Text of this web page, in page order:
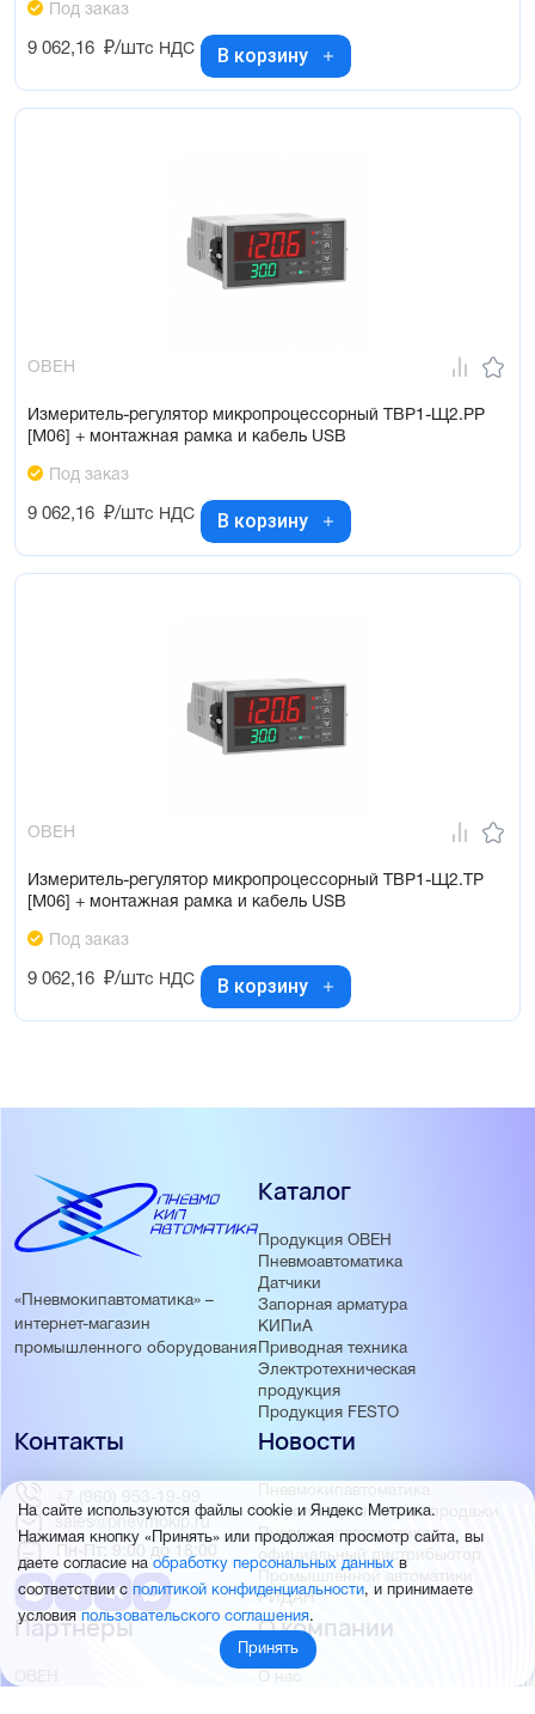
Под заказ
9 062,16 ₽/штс НДС В корзину
ОВЕН
Измеритель-регулятор микропроцессорный ТВР1-Щ2.РР
[М06] + монтажная рамка и кабель USB
Под заказ
9 062,16 ₽/штс НДС В корзину
ОВЕН
Измеритель-регулятор микропроцессорный ТВР1-Щ2.ТР
[М06] + монтажная рамка и кабель USB
Под заказ
9 062,16 ₽/штс НДС В корзину
«Пневмокипавтоматика» –
интернет-магазин
промышленного оборудования
Каталог
Продукция ОВЕН
Пневмоавтоматика
Датчики
Запорная арматура
КИПиА
Приводная техника
Электротехническая
продукция
Продукция FESTO
Новости
Пневмокипавтоматика
запустила розничные продажи
Пневмокипавтоматика –
официальный дистрибьютор
Промышленной автоматики
РИДАН
Партнёры
ОВЕН
О компании
О нас
Контакты
+7 (960) 953-19-99
sales@pnevmokip.ru
Пн-Пт: 9:00 до 18:00
На сайте используются файлы cookie и Яндекс Метрика.
Нажимая кнопку «Принять» или продолжая просмотр сайта, вы
даете согласие наобработку персональных данных в
соответствии с политикой конфиденциальности, и принимаете
условия пользовательского соглашения.
Принять